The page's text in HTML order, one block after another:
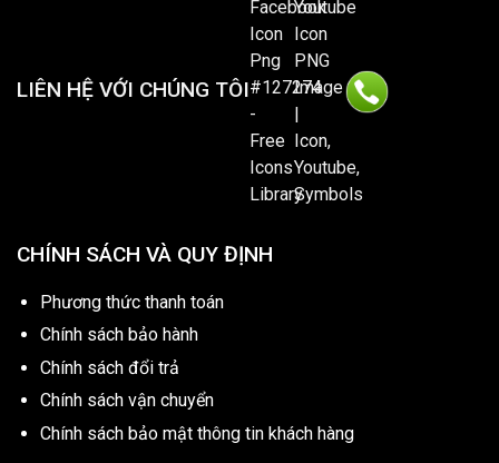
LIÊN HỆ VỚI CHÚNG TÔI
CHÍNH SÁCH VÀ QUY ĐỊNH
Phương thức thanh toán
Chính sách bảo hành
Chính sách đổi trả
Chính sách vận chuyển
Chính sách bảo mật thông tin khách hàng